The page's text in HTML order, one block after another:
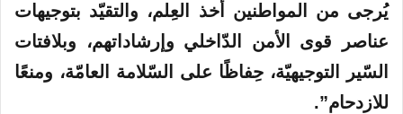
يُرجى من المواطنين أخذ العِلم، والتقيّد بتوجيهات
عناصر قوى الأمن الدّاخلي وإرشاداتهم، وبلافتات
السّير التوجيهيّة، حِفاظًا على السّلامة العامّة، ومنعًا
للازدحام”.